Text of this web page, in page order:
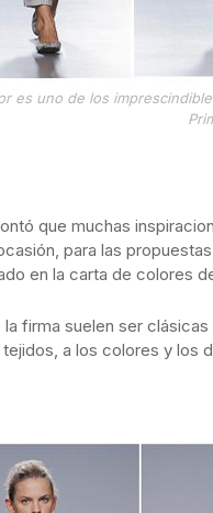
es uno de los
que muchas
para las
en la carta de colores
firma suelen ser
a los colores y los